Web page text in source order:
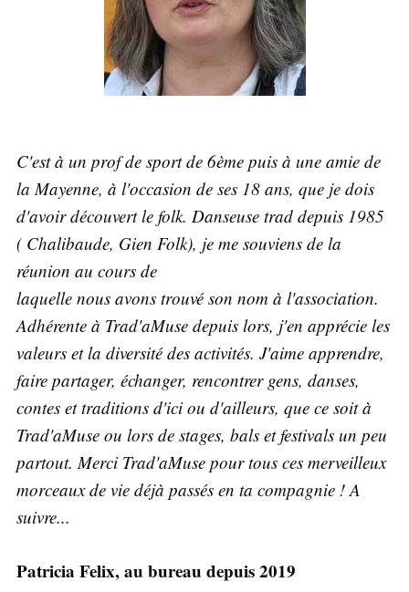
C'est à un prof de sport de 6ème puis à une amie de
la Mayenne, à l'occasion de ses 18 ans, que je dois
d'avoir découvert le folk. Danseuse trad depuis 1985
( Chalibaude, Gien Folk), je me souviens de la
réunion au cours de
laquelle nous avons trouvé son nom à l'association.
Adhérente à Trad'aMuse depuis lors, j'en apprécie les
valeurs et la diversité des activités. J'aime apprendre,
faire partager, échanger, rencontrer gens, danses,
contes et traditions d'ici ou d'ailleurs, que ce soit à
Trad'aMuse ou lors de stages, bals et festivals un peu
partout. Merci Trad'aMuse pour tous ces merveilleux
morceaux de vie déjà passés en ta compagnie ! A
suivre...
Patricia Felix, au bureau depuis 2019